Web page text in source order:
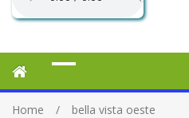
Home bella vista oeste